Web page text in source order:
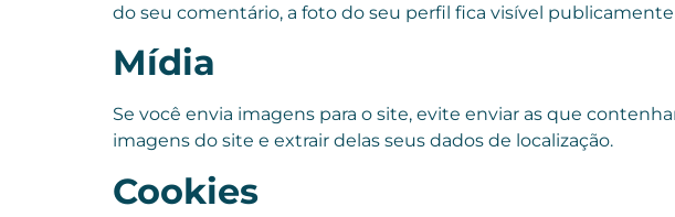
do seu comentário, a foto do seu perfil fica visível
Mídia
Se você envia imagens para o site, evite enviar as que
imagens do site e extrair delas seus dados de localização.
Cookies